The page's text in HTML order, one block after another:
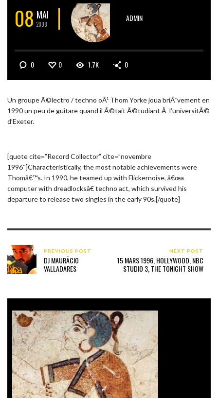
08 MAI
2008
ADMIN
0 0 1.7K 0
Un groupe Ã©lectro / techno oÃ¹ Thom Yorke joua briÃ¨vement en
1990 un peu de guitare quand il Ã©tait Ã©tudiant Ã l’universitÃ©
d’Exeter.
[quote cite=”Record Collector” cite=”novembre
1996″]Characteristically, the most notable achievements were
Thomâ€™s. In 1990, he teamed up with Flickernoise, â€œa
computer with dreadlocksâ€ techno act, which survived his
departure to release two singles in the early 90s.[/quote]
PREVIOUS POST
DJ MAURÃ­CIO
VALLADARES
NEXT POST
15 MARS 1996, HOLLYWOOD, NBC
STUDIO 3, THE TONIGHT SHOW